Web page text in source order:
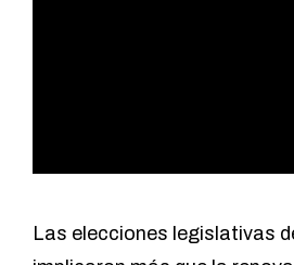
Las elecciones legislativas